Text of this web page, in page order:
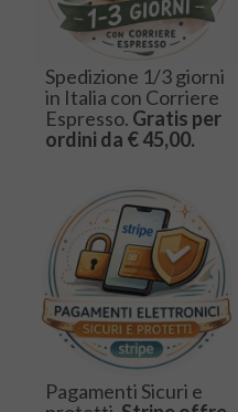
Spedizione 1/3 giorni
in Italia con Corriere
Espresso. Gratis per
ordini da € 45,00.
Pagamenti Sicuri e